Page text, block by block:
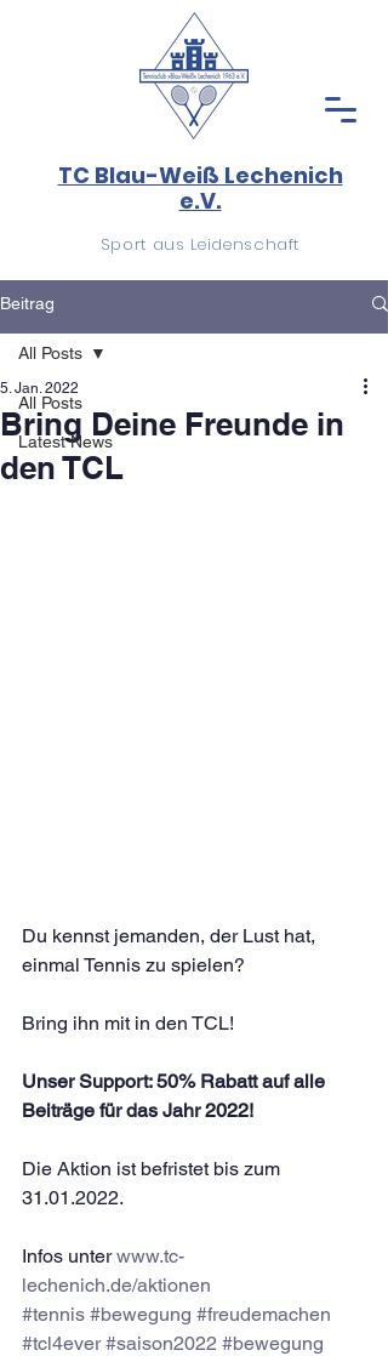
TC Blau-Weiß Lechenich
e.V.
Sport aus Leidenschaft
Beitrag
All Posts
Latest News
All Posts
Bring Deine Freunde in
den TCL
5. Jan. 2022
Du kennst jemanden, der Lust hat,
einmal Tennis zu spielen?
Bring ihn mit in den TCL!
Unser Support: 50% Rabatt auf alle
Beiträge für das Jahr 2022!
Die Aktion ist befristet bis zum
31.01.2022.
Infos unter www.tc-
lechenich.de/aktionen
#tennis #bewegung #freudemachen
#tcl4ever #saison2022 #bewegung